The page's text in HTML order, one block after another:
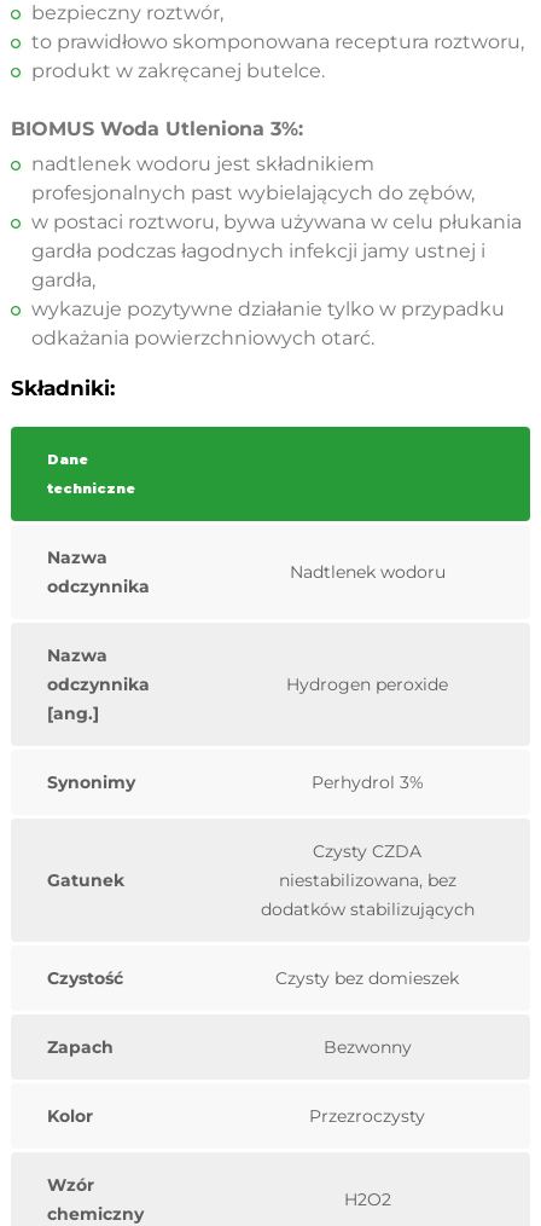
bezpieczny roztwór,
to prawidłowo skomponowana receptura roztworu,
produkt w zakręcanej butelce.
BIOMUS Woda Utleniona 3%:
nadtlenek wodoru jest składnikiem
profesjonalnych past wybielających do zębów,
w postaci roztworu, bywa używana w celu płukania
gardła podczas łagodnych infekcji jamy ustnej i
gardła,
wykazuje pozytywne działanie tylko w przypadku
odkażania powierzchniowych otarć.
Składniki:
Dane
techniczne
Nazwa
odczynnika
Nadtlenek wodoru
Nazwa
odczynnika
[ang.]
Hydrogen peroxide
Synonimy Perhydrol 3%
Gatunek
Czysty CZDA
niestabilizowana, bez
dodatków stabilizujących
Czystość Czysty bez domieszek
Zapach Bezwonny
Kolor Przezroczysty
Wzór
chemiczny
H2O2